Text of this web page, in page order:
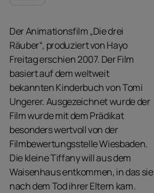
Der Animationsfilm „Die drei
Räuber“, produziert von Hayo
Freitag erschien 2007. Der Film
basiert auf dem weltweit
bekannten Kinderbuch von Tomi
Ungerer. Ausgezeichnet wurde der
Film wurde mit dem Prädikat
besonders wertvoll von der
Filmbewertungsstelle Wiesbaden.
Die kleine Tiffany will aus dem
Waisenhaus entkommen, in das sie
nach dem Tod ihrer Eltern kam.